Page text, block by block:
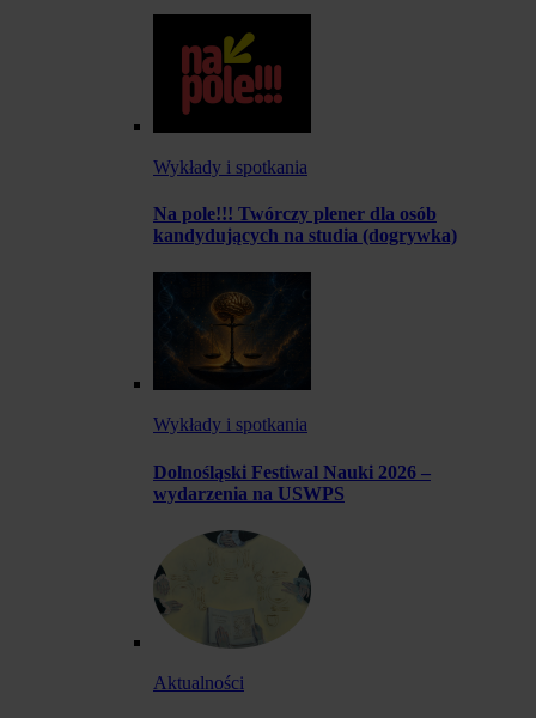
Wykłady i spotkania
Na pole!!! Twórczy plener dla osób
kandydujących na studia (dogrywka)
Wykłady i spotkania
Dolnośląski Festiwal Nauki 2026 –
wydarzenia na USWPS
Aktualności